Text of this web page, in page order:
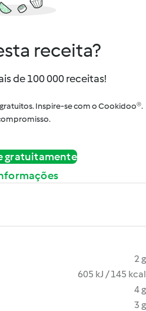
receita?
de 100 000 receitas!
Inspire-se com o Cookidoo®.
gratuitamente
2 g
605 kJ / 145 kcal
4 g
3 g